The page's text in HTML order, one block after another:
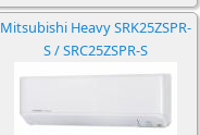
Mitsubishi Heavy SRK25ZSPR-
S / SRC25ZSPR-S